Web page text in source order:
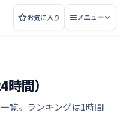
お気に入り メニュー
間）
覧。ランキングは1時間